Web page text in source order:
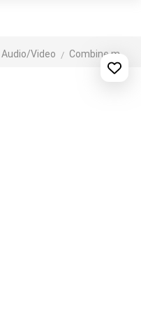
Audio/Video Combine muzicale